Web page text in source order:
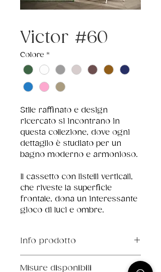
Victor #60
Colore *
Stile raffinato e design
ricercato si incontrano in
questa collezione, dove ogni
dettaglio è studiato per un
bagno moderno e armonioso.
Il cassetto con listelli verticali,
che riveste la superficie
frontale, dona un interessante
gioco di luci e ombre.
Info prodotto
Misure disponibili